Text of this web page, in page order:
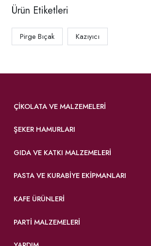
Ürün Etiketleri
Pirge Bıçak Kazıyıcı
ÇIKOLATA VE MALZEMELERI
ŞEKER HAMURLARI
GIDA VE KATKI MALZEMELERI
PASTA VE KURABIYE EKIPMANLARI
KAFE ÜRÜNLERI
PARTI MALZEMELERI